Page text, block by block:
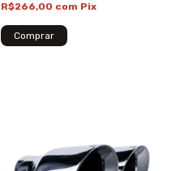
R$266,00 com Pix